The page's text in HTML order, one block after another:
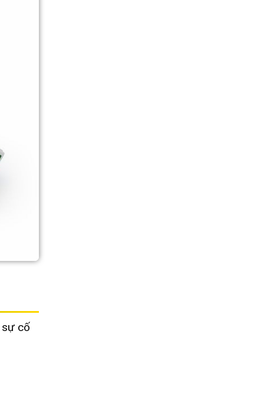
sự cố